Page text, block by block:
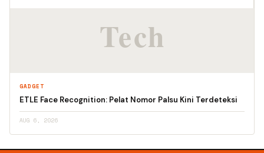
GADGET
ETLE Face Recognition: Pelat Nomor Palsu Kini Terdeteksi
AUG 6, 2026